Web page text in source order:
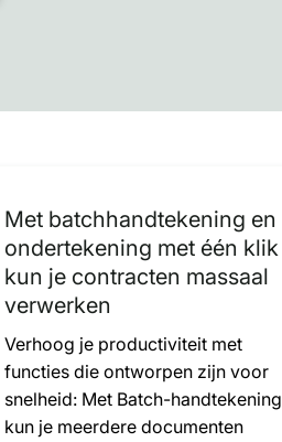
Met batchhandtekening en
ondertekening met één klik
kun je contracten massaal
verwerken
Verhoog je productiviteit met
functies die ontworpen zijn voor
snelheid: Met Batch-handtekening
kun je meerdere documenten